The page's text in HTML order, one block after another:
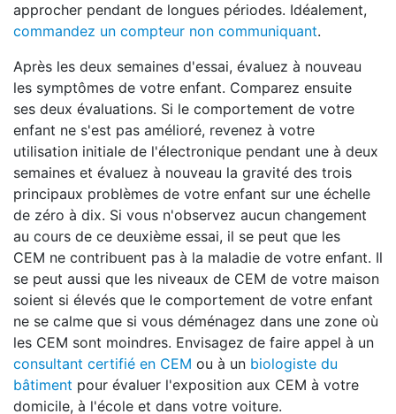
approcher pendant de longues périodes. Idéalement,
commandez un compteur non communiquant.
Après les deux semaines d'essai, évaluez à nouveau
les symptômes de votre enfant. Comparez ensuite
ses deux évaluations. Si le comportement de votre
enfant ne s'est pas amélioré, revenez à votre
utilisation initiale de l'électronique pendant une à deux
semaines et évaluez à nouveau la gravité des trois
principaux problèmes de votre enfant sur une échelle
de zéro à dix. Si vous n'observez aucun changement
au cours de ce deuxième essai, il se peut que les
CEM ne contribuent pas à la maladie de votre enfant. Il
se peut aussi que les niveaux de CEM de votre maison
soient si élevés que le comportement de votre enfant
ne se calme que si vous déménagez dans une zone où
les CEM sont moindres. Envisagez de faire appel à un
consultant certifié en CEM ou à un biologiste du
bâtiment pour évaluer l'exposition aux CEM à votre
domicile, à l'école et dans votre voiture.